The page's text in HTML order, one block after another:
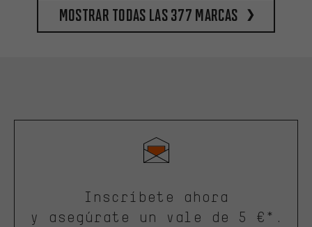
Mostrar todas las 377 marcas
Inscríbete ahora
y asegúrate un vale de 5 €*.